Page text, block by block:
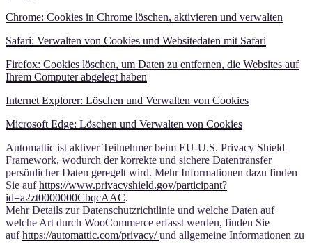
Chrome: Cookies in Chrome löschen, aktivieren und verwalten
Safari: Verwalten von Cookies und Websitedaten mit Safari
Firefox: Cookies löschen, um Daten zu entfernen, die Websites auf
Ihrem Computer abgelegt haben
Internet Explorer: Löschen und Verwalten von Cookies
Microsoft Edge: Löschen und Verwalten von Cookies
Automattic ist aktiver Teilnehmer beim EU-U.S. Privacy Shield
Framework, wodurch der korrekte und sichere Datentransfer
persönlicher Daten geregelt wird. Mehr Informationen dazu finden
Sie aufhttps://www.privacyshield.gov/participant?
id=a2zt0000000CbqcAAC.
Mehr Details zur Datenschutzrichtlinie und welche Daten auf
welche Art durch WooCommerce erfasst werden, finden Sie
aufhttps://automattic.com/privacy/und allgemeine Informationen zu